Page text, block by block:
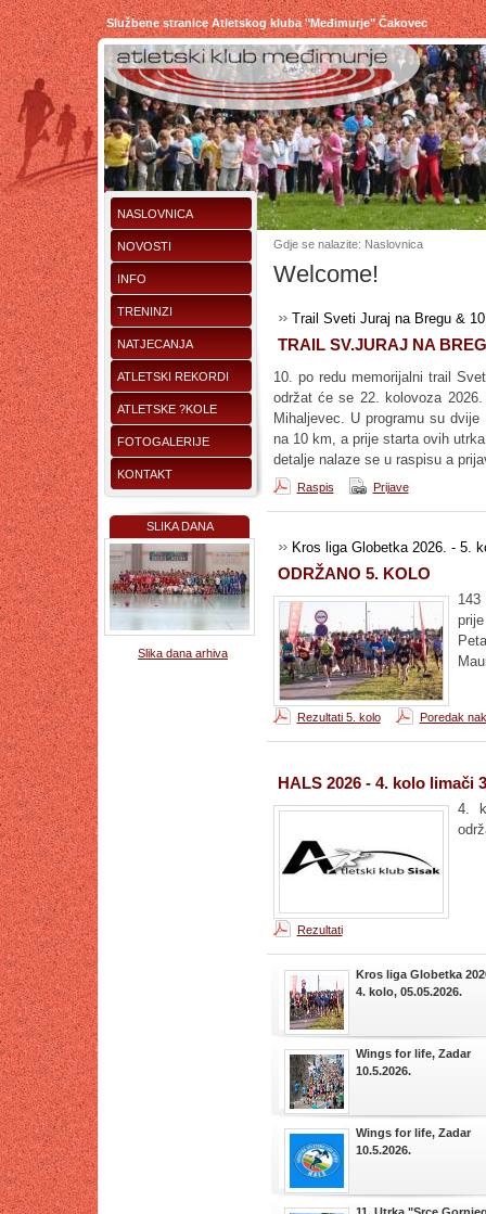
Službene stranice Atletskog kluba "Međimurje" Čakovec
NASLOVNICA
NOVOSTI
INFO
TRENINZI
NATJECANJA
ATLETSKI REKORDI
ATLETSKE ?KOLE
FOTOGALERIJE
KONTAKT
SLIKA DANA
Slika dana arhiva
Gdje se nalazite: Naslovnica
Welcome!
Trail Sveti Juraj na Bregu &
TRAIL SV.JURAJ NA
10. po redu memorijalni trail
održat će se 22. kolovoza
Mihaljevec. U programu su
na 10 km, a prije starta ovih
detalje nalaze se u raspisu a
Raspis Prijave
Kros liga Globetka 2026. - 5.
ODRŽANO 5. KOLO
Rezultati 5. kolo Poredak
HALS 2026 - 4. kolo limači
4.
Rezultati
Kros liga Globetka
4. kolo, 05.05.2026.
Wings for life, Zadar
10.5.2026.
Wings for life, Zadar
10.5.2026.